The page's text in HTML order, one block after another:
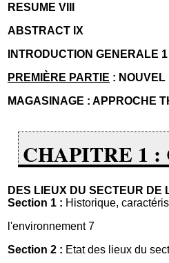
RESUME VIII
ABSTRACT IX
INTRODUCTION GENERALE 1
PREMIÈRE PARTIE : NOUVEL
MAGASINAGE : APPROCHE
CHAPITRE 1
DES LIEUX DU SECTEUR DE
Section 1 : Historique,
l'environnement 7
Section 2 : Etat des lieux du